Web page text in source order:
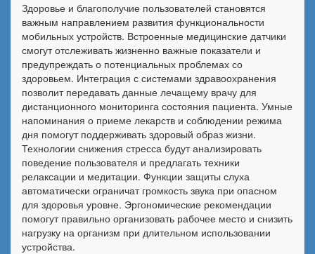
Здоровье и благополучие пользователей становятся
важным направлением развития функциональности
мобильных устройств. Встроенные медицинские датчики
смогут отслеживать жизненно важные показатели и
предупреждать о потенциальных проблемах со
здоровьем. Интеграция с системами здравоохранения
позволит передавать данные лечащему врачу для
дистанционного мониторинга состояния пациента. Умные
напоминания о приеме лекарств и соблюдении режима
дня помогут поддерживать здоровый образ жизни.
Технологии снижения стресса будут анализировать
поведение пользователя и предлагать техники
релаксации и медитации. Функции защиты слуха
автоматически ограничат громкость звука при опасном
для здоровья уровне. Эргономические рекомендации
помогут правильно организовать рабочее место и снизить
нагрузку на организм при длительном использовании
устройства.